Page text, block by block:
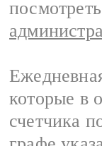
которые в
счетчика